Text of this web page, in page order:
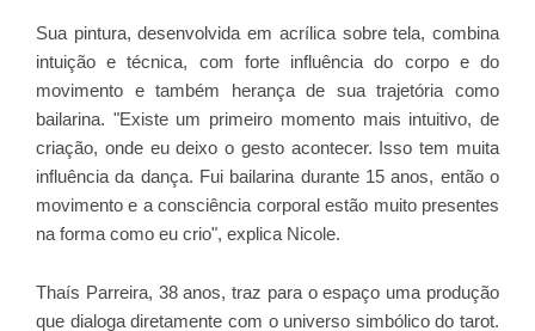
Sua pintura, desenvolvida em acrílica sobre tela, combina
intuição e técnica, com forte influência do corpo e do
movimento e também herança de sua trajetória como
bailarina. "Existe um primeiro momento mais intuitivo, de
criação, onde eu deixo o gesto acontecer. Isso tem muita
influência da dança. Fui bailarina durante 15 anos, então o
movimento e a consciência corporal estão muito presentes
na forma como eu crio", explica Nicole.
Thaís Parreira, 38 anos, traz para o espaço uma produção
que dialoga diretamente com o universo simbólico do tarot.